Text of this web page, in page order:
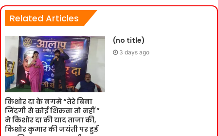
Related Articles
किशोर दा के नगमे “तेरे बिना
जिंदगी से कोई शिकवा तो नहीं ”
ने किशोर दा की याद ताजा की,
किशोर कुमार की जयंती पर हुई
(no title)
3 days ago